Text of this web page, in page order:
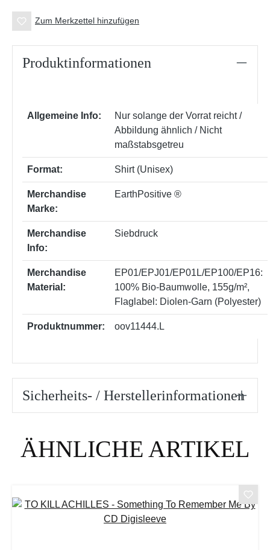
Zum Merkzettel hinzufügen
Produktinformationen
Allgemeine Info:
Nur solange der Vorrat reicht /
Abbildung ähnlich / Nicht
maßstabsgetreu
Format: Shirt (Unisex)
Merchandise
Marke:
EarthPositive ®
Merchandise
Info:
Siebdruck
Merchandise
Material:
EP01/EPJ01/EP01L/EP100/EP16:
100% Bio-Baumwolle, 155g/m²,
Flaglabel: Diolen-Garn (Polyester)
Produktnummer: oov11444.L
Sicherheits- / Herstellerinformationen
ÄHNLICHE ARTIKEL